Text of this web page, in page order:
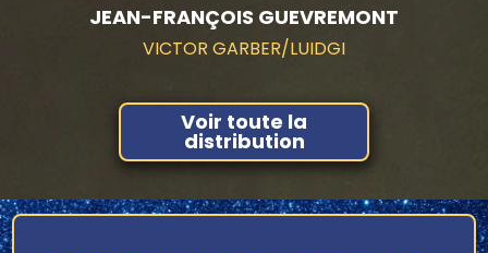
JEAN-FRANÇOIS GUEVREMONT
VICTOR GARBER/LUIDGI
Voir toute la
distribution